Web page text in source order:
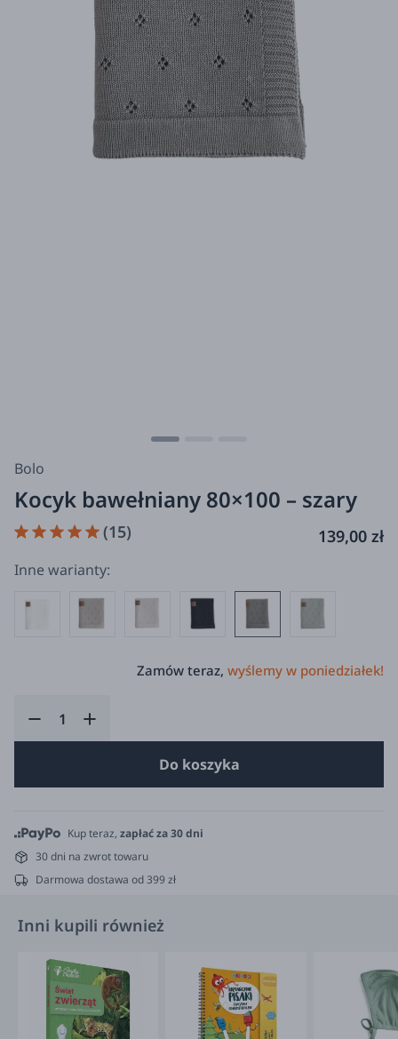
Bolo
Kocyk bawełniany 80×100 – szary
(15) 139,00 zł
Inne warianty:
Zamów teraz, wyślemy w poniedziałek!
Do koszyka
Kup teraz, zapłać za 30 dni
30 dni na zwrot towaru
Darmowa dostawa od 399 zł
Inni kupili również